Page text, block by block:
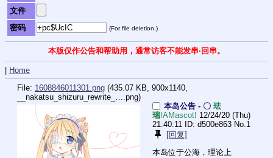
文件
密码
(For file deletion.)
本版仅作公告和帮助用，通常访客不能发串·回串。
| Home
File: 1608846011301.png (435.07 KB, 900x1140,
__nakatsu_shizuru_rewrite_….png)
本岛公告 - 〇 珐
瑞!AMascot! 12/24/20 (Thu)
21:40:11
d500e863 No. 1
[回复]
本岛位于公海，理论上